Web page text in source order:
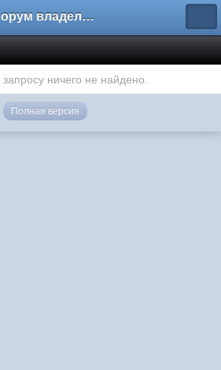
Форум владельцев интернет-магазинов
ничего не найдено.
Полная версия